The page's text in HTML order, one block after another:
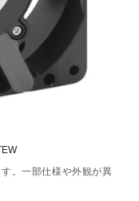
。一部仕様や外観が異